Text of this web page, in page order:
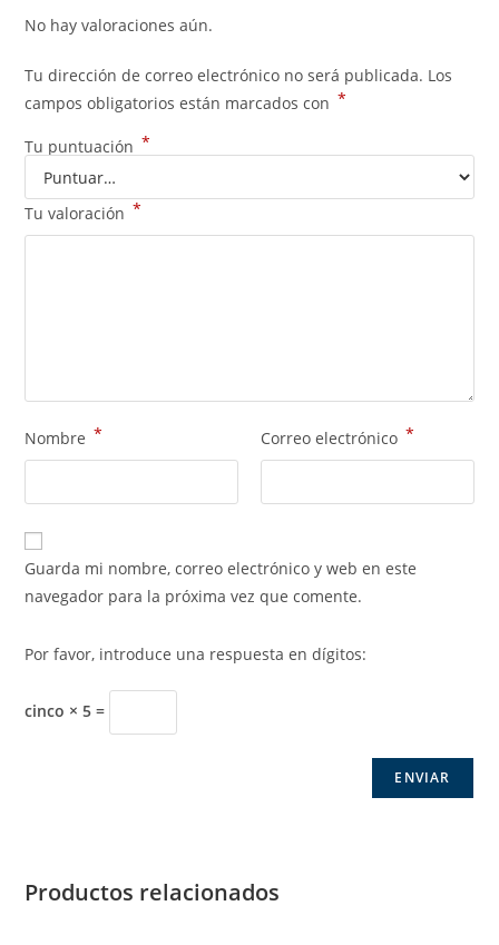
No hay valoraciones aún.
Tu dirección de correo electrónico no será publicada. Los
campos obligatorios están marcados con *
Tu puntuación *
Tu valoración *
Nombre * Correo electrónico *
Guarda mi nombre, correo electrónico y web en este
navegador para la próxima vez que comente.
Por favor, introduce una respuesta en dígitos:
cinco × 5 =
Productos relacionados